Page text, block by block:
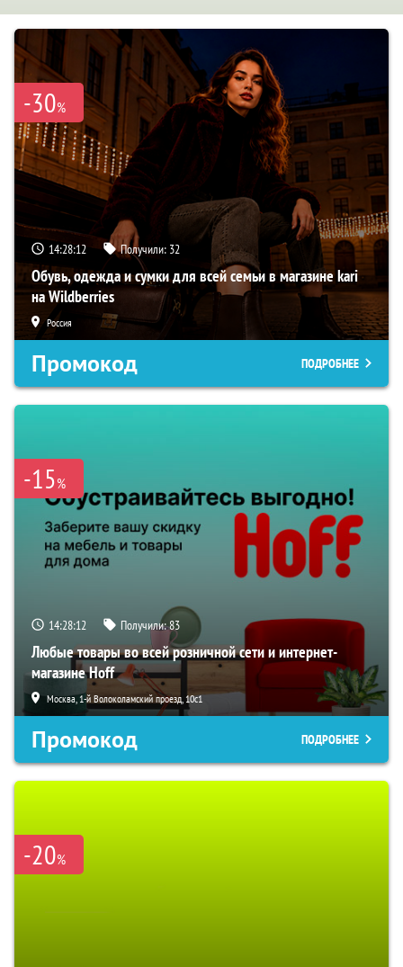
-30%
14:28:11 Получили: 32
Обувь, одежда и сумки для всей семьи в магазине kari
на Wildberries
Россия
Промокод ПОДРОБНЕЕ
-15%
14:28:11 Получили:83
Любые товары во всей розничной сети и интернет-
магазине Hoff
Москва, 1-й Волоколамский проезд, 10с1
Промокод ПОДРОБНЕЕ
-20%